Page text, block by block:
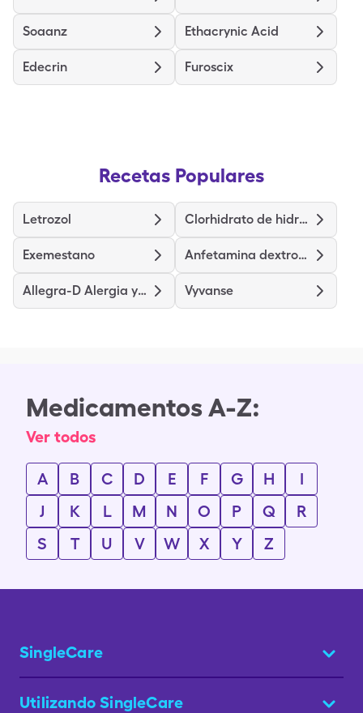
Soaanz Ethacrynic Acid
Edecrin Furoscix
Recetas Populares
Letrozol Clorhidrato de hidroxizina
Exemestano Anfetamina dextroanfetamina de liberación prolongada
Allegra-D Alergia y congestión Vyvanse
Medicamentos A-Z:
Ver todos
A B C D E F G H
I
J
K L M N O P Q
R
S
T U V W X Y Z
SingleCare
Utilizando SingleCare